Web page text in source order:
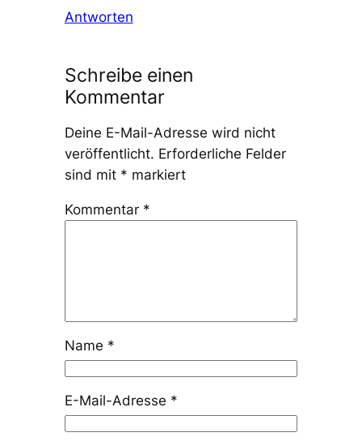
Antworten
Schreibe einen
Kommentar
Deine E-Mail-Adresse wird nicht
veröffentlicht. Erforderliche Felder
sind mit * markiert
Kommentar *
Name *
E-Mail-Adresse *